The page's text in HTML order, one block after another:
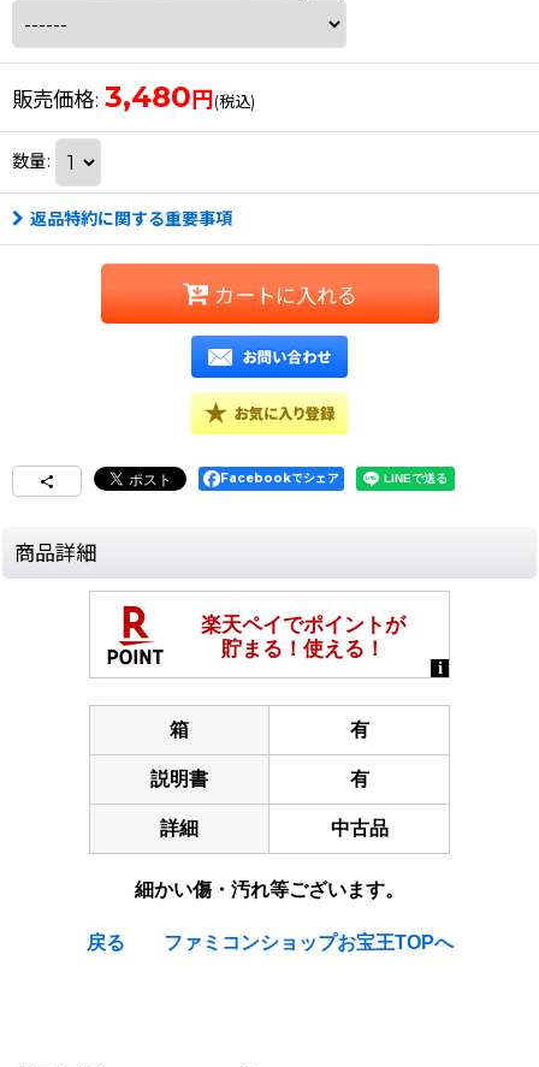
販売価格: 3,480円(税込)
数量:
返品特約に関する重要事項
カートに入れる
Facebookでシェア
商品詳細
箱 有
説明書 有
詳細 中古品
細かい傷・汚れ等ございます。
戻る ファミコンショップお宝王TOPへ